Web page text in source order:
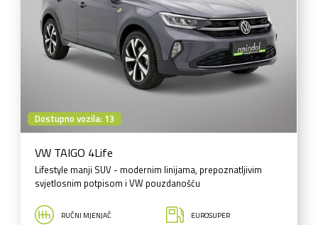
Dostupno vozila: 13
VW TAIGO 4Life
Lifestyle manji SUV - modernim linijama, prepoznatljivim
svjetlosnim potpisom i VW pouzdanošću
RUČNI MJENJAČ EUROSUPER